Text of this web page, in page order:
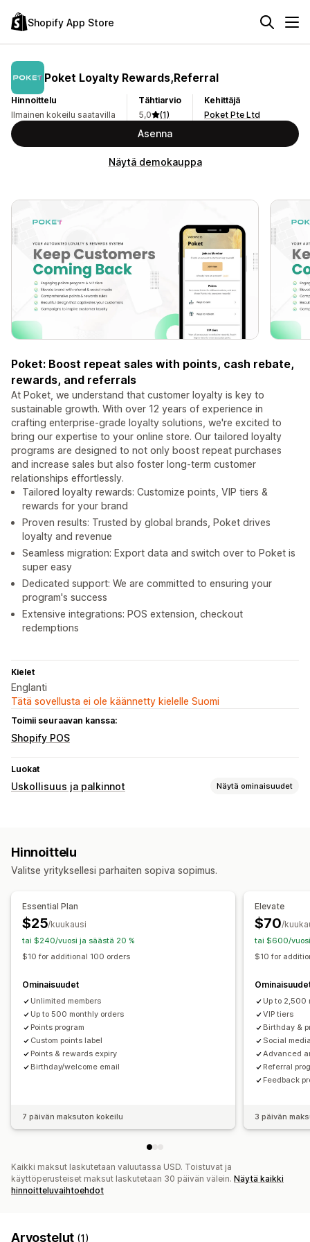
Shopify App Store
Poket Loyalty Rewards,Referral
Hinnoittelu
Ilmainen kokeilu saatavilla
Tähtiarvio
5,0
(1)
Kehittäjä
Poket Pte Ltd
Asenna
Näytä demokauppa
Poket: Boost repeat sales with points, cash rebate,
rewards, and referrals
At Poket, we understand that customer loyalty is key to
sustainable growth. With over 12 years of experience in
crafting enterprise-grade loyalty solutions, we're excited to
bring our expertise to your online store. Our tailored loyalty
programs are designed to not only boost repeat purchases
and increase sales but also foster long-term customer
relationships effortlessly.
Tailored loyalty rewards: Customize points, VIP tiers &
rewards for your brand
Proven results: Trusted by global brands, Poket drives
loyalty and revenue
Seamless migration: Export data and switch over to Poket is
super easy
Dedicated support: We are committed to ensuring your
program's success
Extensive integrations: POS extension, checkout
redemptions
Kielet
Englanti
Tätä sovellusta ei ole käännetty kielelle Suomi
Toimii seuraavan kanssa:
Shopify POS
Luokat
Uskollisuus ja palkinnot Näytä ominaisuudet
Cash back -ohjelmat
Ilmaiset tuotteet
Mukautetut palkkiot
Hinnoittelu
Valitse yrityksellesi parhaiten sopiva sopimus.
Essential Plan
$25/kuukausi
tai $240/vuosi ja säästä 20 %
$10 for additional 100 orders
Ominaisuudet
Unlimited members
Up to 500 monthly orders
Points program
Custom points label
Points & rewards expiry
Birthday/welcome email
7 päivän maksuton kokeilu
Elevate
$70/
tai $600/
$10 for
Up to 2,500
VIP tiers
Birthday &
Social
Advanced
Referral
Feedback
3 päivän
Kaikki maksut laskutetaan valuutassa USD. Toistuvat ja
käyttöperusteiset maksut laskutetaan 30 päivän välein. Näytä kaikki
hinnoitteluvaihtoehdot
Arvostelut (1)